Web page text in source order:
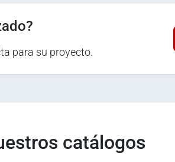
para su proyecto.
catálogos